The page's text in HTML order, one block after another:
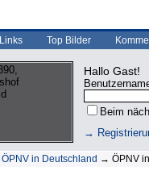
Links Top Bilder
Hallo Gast!
Beim
→
ÖPNV in Deutschland → ÖPNV